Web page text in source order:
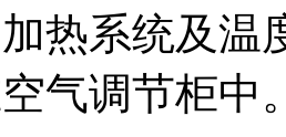
热系统及温
气调节柜中